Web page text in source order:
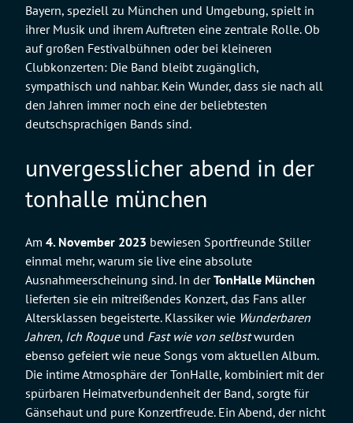
Bayern, speziell zu München und Umgebung, spielt in
ihrer Musik und ihrem Auftreten eine zentrale Rolle. Ob
auf großen Festivalbühnen oder bei kleineren
Clubkonzerten: Die Band bleibt zugänglich,
sympathisch und nahbar. Kein Wunder, dass sie nach all
den Jahren immer noch eine der beliebtesten
deutschsprachigen Bands sind.
unvergesslicher abend in der
tonhalle münchen
Am 4. November 2023 bewiesen Sportfreunde Stiller
einmal mehr, warum sie live eine absolute
Ausnahmeerscheinung sind. In derTonHalle München
lieferten sie ein mitreißendes Konzert, das Fans aller
Altersklassen begeisterte. Klassiker wie Wunderbaren
Jahren, Ich Roqueund Fast wie von selbstwurden
ebenso gefeiert wie neue Songs vom aktuellen Album.
Die intime Atmosphäre der TonHalle, kombiniert mit der
spürbaren Heimatverbundenheit der Band, sorgte für
Gänsehaut und pure Konzertfreude. Ein Abend, der nicht